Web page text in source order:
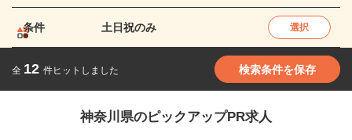
条件 土日祝のみ 選択
全 12 件ヒットしました 検索条件を保存
神奈川県のピックアップPR求人